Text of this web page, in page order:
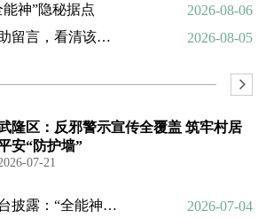
神”隐秘据点
2026-08-06
从全能神内部求助留言，看清该邪教扭曲的相处环境与常态化的精神 PUA
2026-08-05
隆区：反邪警示宣传全覆盖 筑牢村居
安“防护墙”
07-21
希腊事实核查平台披露：“全能神”邪教借AI技术向欧洲渗透
2026-07-04